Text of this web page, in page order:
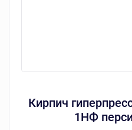
Кирпич
1НФ